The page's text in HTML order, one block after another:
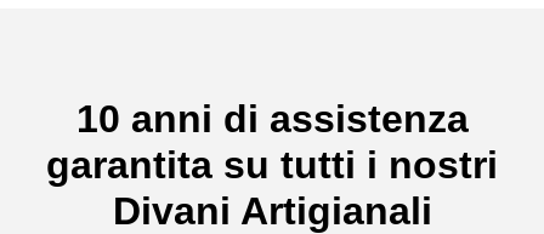
10 anni di assistenza
garantita su tutti i nostri
Divani Artigianali